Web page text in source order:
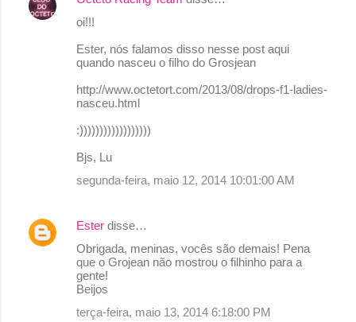
oi!!!
Ester, nós falamos disso nesse post aqui
quando nasceu o filho do Grosjean
http://www.octetort.com/2013/08/drops-f1-ladies-
nasceu.html
:))))))))))))))))))
Bjs, Lu
segunda-feira, maio 12, 2014 10:01:00 AM
Ester disse…
Obrigada, meninas, vocês são demais! Pena
que o Grojean não mostrou o filhinho para a
gente!
Beijos
terça-feira, maio 13, 2014 6:18:00 PM